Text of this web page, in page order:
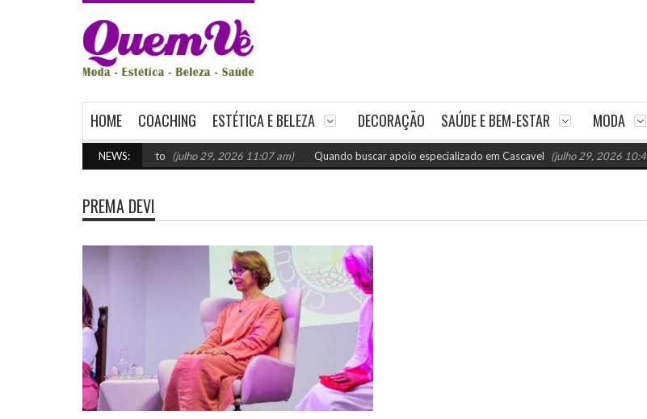
HOME COACHING ESTÉTICA E BELEZA DECORAÇÃO SAÚDE E BEM-ESTAR MODA
NEWS:
como escolher o certo (julho 29, 2026 11:07 am) Quando buscar apoio especializado em Cascavel (julho 29, 2026 10:45 am)
PREMA DEVI